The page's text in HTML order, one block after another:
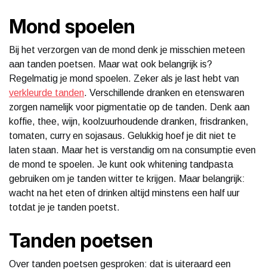
Mond spoelen
Bij het verzorgen van de mond denk je misschien meteen
aan tanden poetsen. Maar wat ook belangrijk is?
Regelmatig je mond spoelen. Zeker als je last hebt van
verkleurde tanden. Verschillende dranken en etenswaren
zorgen namelijk voor pigmentatie op de tanden. Denk aan
koffie, thee, wijn, koolzuurhoudende dranken, frisdranken,
tomaten, curry en sojasaus. Gelukkig hoef je dit niet te
laten staan. Maar het is verstandig om na consumptie even
de mond te spoelen. Je kunt ook whitening tandpasta
gebruiken om je tanden witter te krijgen. Maar belangrijk:
wacht na het eten of drinken altijd minstens een half uur
totdat je je tanden poetst.
Tanden poetsen
Over tanden poetsen gesproken: dat is uiteraard een